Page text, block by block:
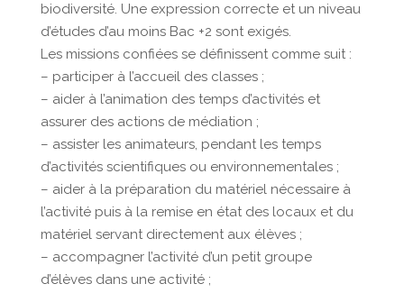
biodiversité. Une expression correcte et un niveau
d’études d’au moins Bac +2 sont exigés.
Les missions confiées se définissent comme suit :
– participer à l’accueil des classes ;
– aider à l’animation des temps d’activités et
assurer des actions de médiation ;
– assister les animateurs, pendant les temps
d’activités scientifiques ou environnementales ;
– aider à la préparation du matériel nécessaire à
l’activité puis à la remise en état des locaux et du
matériel servant directement aux élèves ;
– accompagner l’activité d’un petit groupe
d’élèves dans une activité ;